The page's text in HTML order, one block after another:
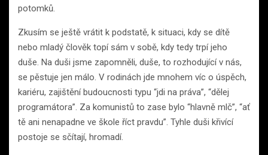
potomků.
Zkusím se ještě vrátit k podstatě, k situaci, kdy se dítě
nebo mladý člověk topí sám v sobě, kdy tedy trpí jeho
duše. Na duši jsme zapomněli, duše, to rozhodující v nás,
se pěstuje jen málo. V rodinách jde mnohem víc o úspěch,
kariéru, zajištění budoucnosti typu “jdi na práva”, “dělej
programátora”. Za komunistů to zase bylo “hlavně mlč”, “ať
tě ani nenapadne ve škole říct pravdu”. Tyhle duši křivící
postoje se sčítají, hromadí.